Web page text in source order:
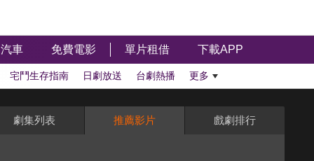
汽車 免費電影 單片租借 下載APP
宅鬥生存指南 日劇放送 台劇熱播 更多
劇集列表 推薦影片 戲劇排行